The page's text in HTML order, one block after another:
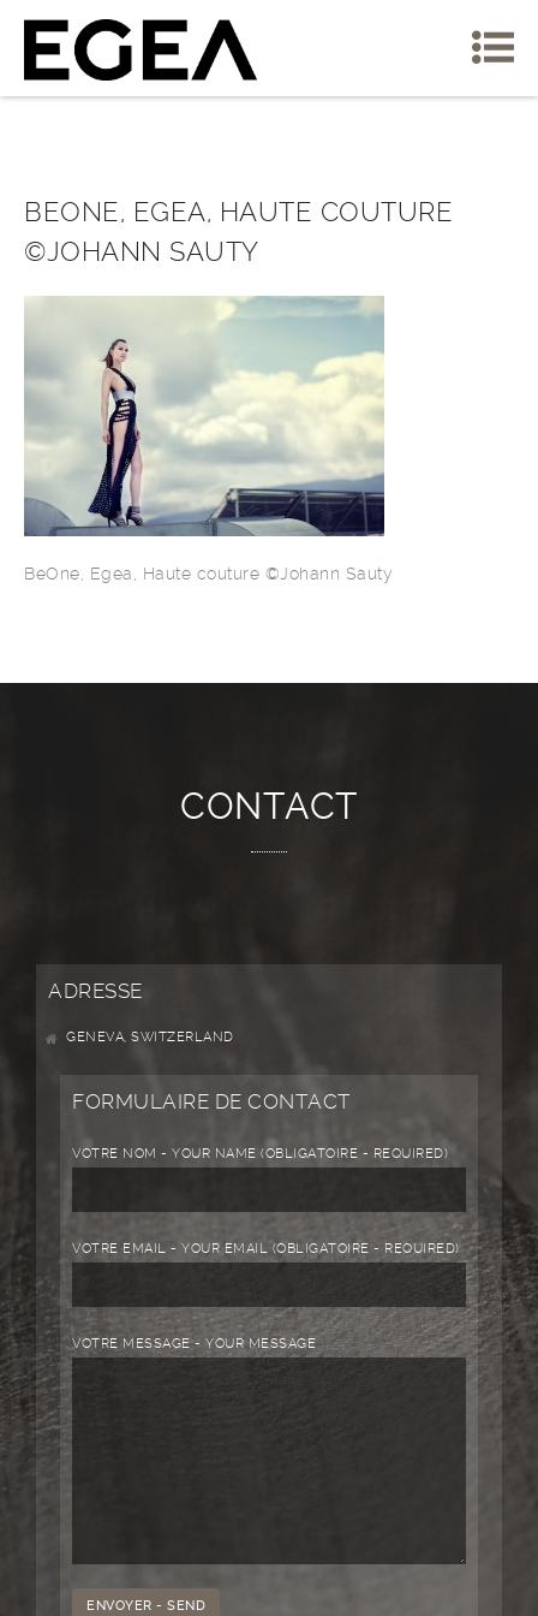
BEONE, EGEA, HAUTE COUTURE
©JOHANN SAUTY
BeOne, Egea, Haute couture ©Johann Sauty
CONTACT
ADRESSE
GENEVA, SWITZERLAND
FORMULAIRE DE CONTACT
VOTRE NOM - YOUR NAME (OBLIGATOIRE - REQUIRED)
VOTRE EMAIL - YOUR EMAIL (OBLIGATOIRE - REQUIRED)
VOTRE MESSAGE - YOUR MESSAGE